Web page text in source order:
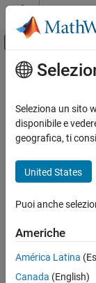
Vai al contenuto
Attiva/
Pagina iniziale della
Contenuto
Seleziona un sito
disponibile e
geografica, ti
United States
Puoi anche
Americhe
América Latina
Canada (English)